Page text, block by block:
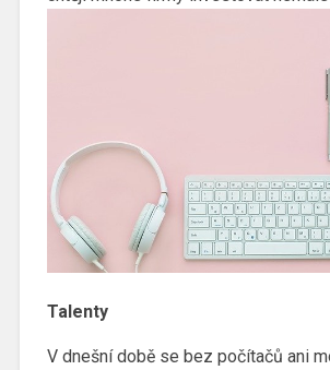
Talenty
V dnešní době se bez počítačů ani